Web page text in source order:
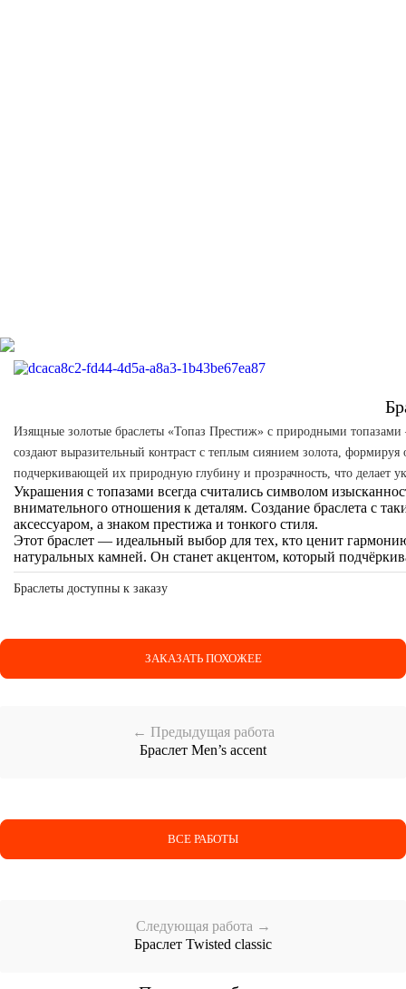
Изящные золотые браслеты «Топаз Престиж» с природными
создают выразительный контраст с теплым сиянием золота,
подчеркивающей их природную глубину и прозрачность, что делает
Украшения с топазами всегда считались символом
внимательного отношения к деталям. Создание браслета с
аксессуаром, а знаком престижа и тонкого стиля.
Этот браслет — идеальный выбор для тех, кто ценит
натуральных камней. Он станет акцентом, который
Браслеты доступны к заказу
ЗАКАЗАТЬ ПОХОЖЕЕ
← Предыдущая работа
Браслет Men’s accent
ВСЕ РАБОТЫ
Следующая работа →
Браслет Twisted classic